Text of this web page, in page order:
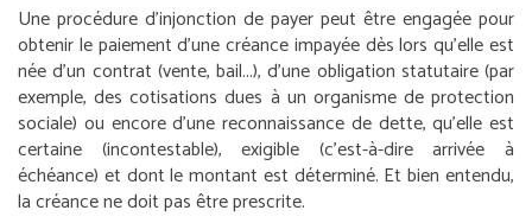
Une procédure d’injonction de payer peut être engagée pour
obtenir le paiement d’une créance impayée dès lors qu’elle est
née d’un contrat (vente, bail...), d’une obligation statutaire (par
exemple, des cotisations dues à un organisme de protection
sociale) ou encore d’une reconnaissance de dette, qu’elle est
certaine (incontestable), exigible (c’est-à-dire arrivée à
échéance) et dont le montant est déterminé. Et bien entendu,
la créance ne doit pas être prescrite.